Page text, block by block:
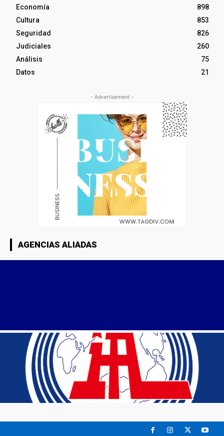
Economía
898
Cultura
853
Seguridad
826
Judiciales
260
Análisis
75
Datos
21
- Advertisement -
AGENCIAS ALIADAS